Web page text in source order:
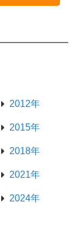
2012年
2015年
2018年
2021年
2024年